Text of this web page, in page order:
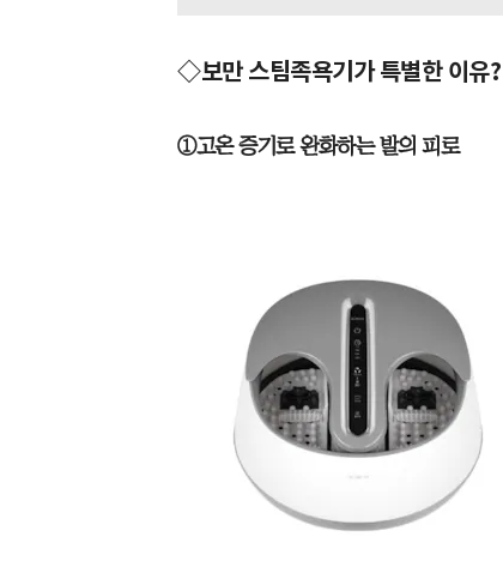
◇보만 스팀족욕기가 특별한 이유?
①고온 증기로 완화하는 발의 피로